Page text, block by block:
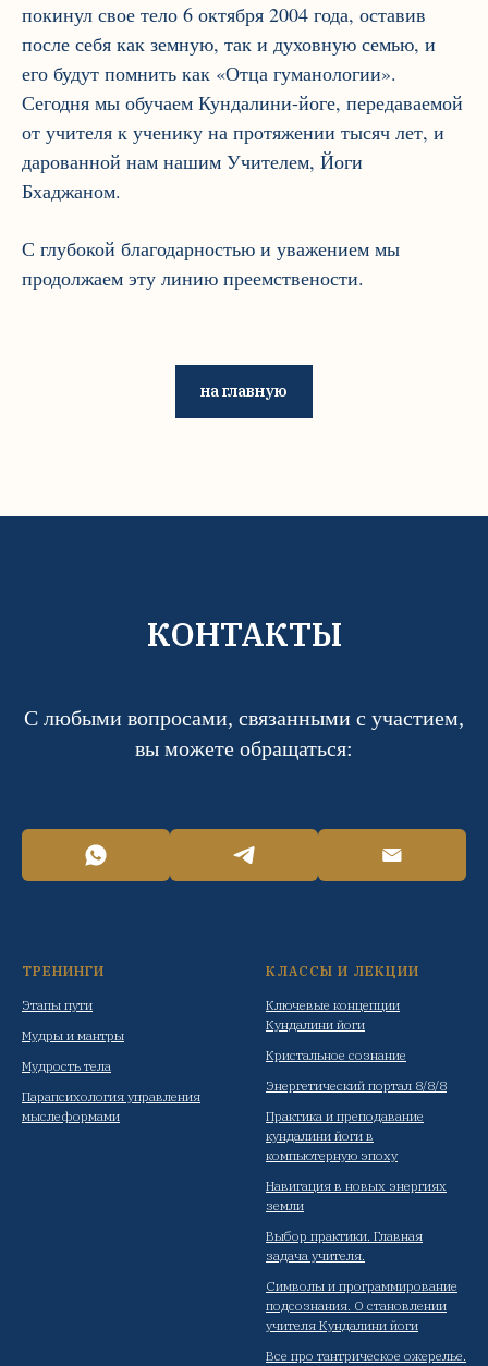
покинул свое тело 6 октября 2004 года, оставив
после себя как земную, так и духовную семью, и
его будут помнить как «Отца гуманологии».
Сегодня мы обучаем Кундалини-йоге, передаваемой
от учителя к ученику на протяжении тысяч лет, и
дарованной нам нашим Учителем, Йоги
Бхаджаном.
С глубокой благодарностью и уважением мы
продолжаем эту линию преемствености.
на главную
КОНТАКТЫ
С любыми вопросами, связанными с участием,
вы можете обращаться:
ТРЕНИНГИ
Этапы пути
Мудры и мантры
Мудрость тела
Парапсихология управления
мыслеформами
КЛАССЫ И ЛЕКЦИИ
Ключевые концепции
Кундалини йоги
Кристальное сознание
Энергетический портал 8/8/8
Практика и преподавание
кундалини йоги в
компьютерную эпоху
Навигация в новых энергиях
земли
Выбор практики. Главная
задача учителя.
Символы и программирование
подсознания. О становлении
учителя Кундалини йоги
Все про тантрическое ожерелье.